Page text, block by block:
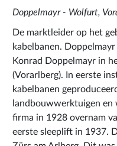
Doppelmayr - Wolfurt,
De marktleider op het
kabelbanen.
Konrad Doppelmayr in
(Vorarlberg). In eerste
kabelbanen
landbouwwerktuigen en
firma in 1928 overnam
eerste sleeplift in 1937.